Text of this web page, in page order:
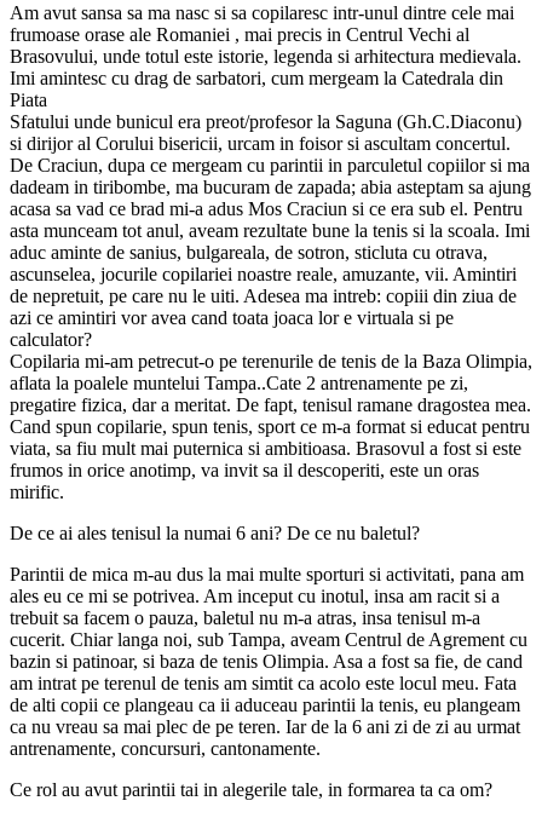
Am avut sansa sa ma nasc si sa copilaresc intr-unul dintre cele mai
frumoase orase ale Romaniei , mai precis in Centrul Vechi al
Brasovului, unde totul este istorie, legenda si arhitectura medievala.
Imi amintesc cu drag de sarbatori, cum mergeam la Catedrala din
Piata
Sfatului unde bunicul era preot/profesor la Saguna (Gh.C.Diaconu)
si dirijor al Corului bisericii, urcam in foisor si ascultam concertul.
De Craciun, dupa ce mergeam cu parintii in parculetul copiilor si ma
dadeam in tiribombe, ma bucuram de zapada; abia asteptam sa ajung
acasa sa vad ce brad mi-a adus Mos Craciun si ce era sub el. Pentru
asta munceam tot anul, aveam rezultate bune la tenis si la scoala. Imi
aduc aminte de sanius, bulgareala, de sotron, sticluta cu otrava,
ascunselea, jocurile copilariei noastre reale, amuzante, vii. Amintiri
de nepretuit, pe care nu le uiti. Adesea ma intreb: copiii din ziua de
azi ce amintiri vor avea cand toata joaca lor e virtuala si pe
calculator?
Copilaria mi-am petrecut-o pe terenurile de tenis de la Baza Olimpia,
aflata la poalele muntelui Tampa..Cate 2 antrenamente pe zi,
pregatire fizica, dar a meritat. De fapt, tenisul ramane dragostea mea.
Cand spun copilarie, spun tenis, sport ce m-a format si educat pentru
viata, sa fiu mult mai puternica si ambitioasa. Brasovul a fost si este
frumos in orice anotimp, va invit sa il descoperiti, este un oras
mirific.
De ce ai ales tenisul la numai 6 ani? De ce nu baletul?
Parintii de mica m-au dus la mai multe sporturi si activitati, pana am
ales eu ce mi se potrivea. Am inceput cu inotul, insa am racit si a
trebuit sa facem o pauza, baletul nu m-a atras, insa tenisul m-a
cucerit. Chiar langa noi, sub Tampa, aveam Centrul de Agrement cu
bazin si patinoar, si baza de tenis Olimpia. Asa a fost sa fie, de cand
am intrat pe terenul de tenis am simtit ca acolo este locul meu. Fata
de alti copii ce plangeau ca ii aduceau parintii la tenis, eu plangeam
ca nu vreau sa mai plec de pe teren. Iar de la 6 ani zi de zi au urmat
antrenamente, concursuri, cantonamente.
Ce rol au avut parintii tai in alegerile tale, in formarea ta ca om?